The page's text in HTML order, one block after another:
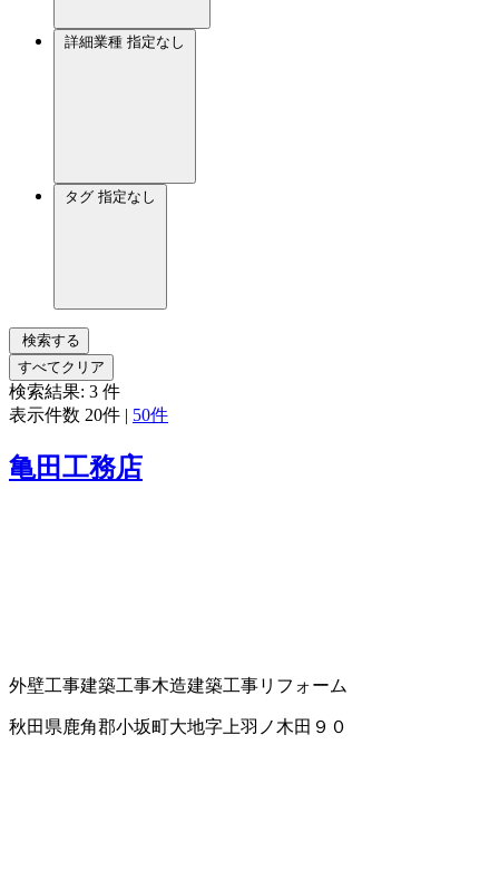
詳細業種 指定なし
タグ 指定なし
検索する
すべてクリア
検索結果: 3 件
表示件数 20件 | 50件
亀田工務店
外壁工事建築工事木造建築工事リフォーム
秋田県鹿角郡小坂町大地字上羽ノ木田９０